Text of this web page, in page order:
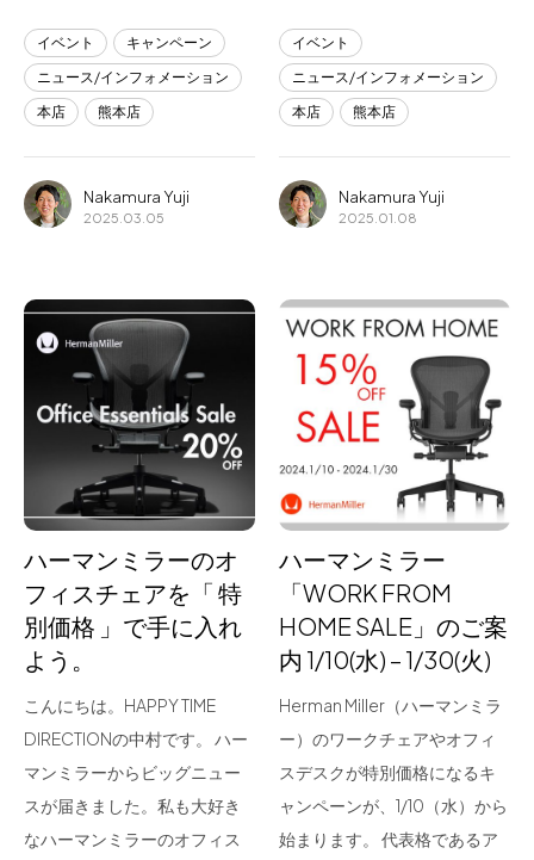
イベント
キャンペーン
ニュース/インフォメーション
本店
熊本店
Nakamura Yuji
2025.03.05
イベント
ニュース/インフォメーション
本店
熊本店
Nakamura Yuji
2025.01.08
ハーマンミラーのオ
フィスチェアを「 特
別価格 」で手に入れ
よう。
こんにちは。HAPPY TIME
DIRECTIONの中村です。 ハー
マンミラーからビッグニュー
スが届きました。私も大好き
なハーマンミラーのオフィス
ハーマンミラー
「WORK FROM
HOME SALE」のご案
内 1/10(水) – 1/30(火)
Herman Miller（ハーマンミラ
ー）のワークチェアやオフィ
スデスクが特別価格になるキ
ャンペーンが、1/10（水）から
始まります。 代表格であるア